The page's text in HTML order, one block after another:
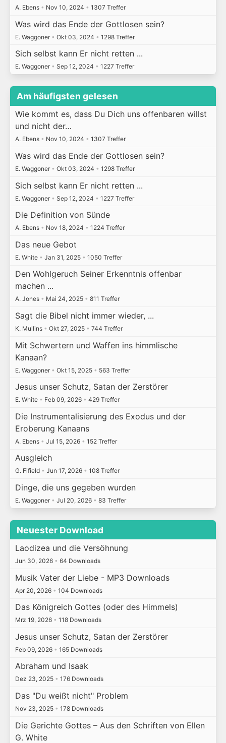
A. Ebens • Nov 10, 2024 • 1307 Treffer
Was wird das Ende der Gottlosen sein?
E. Waggoner • Okt 03, 2024 • 1298 Treffer
Sich selbst kann Er nicht retten ...
E. Waggoner • Sep 12, 2024 • 1227 Treffer
Am häufigsten gelesen
Wie kommt es, dass Du Dich uns offenbaren willst
und nicht der…
A. Ebens • Nov 10, 2024 • 1307 Treffer
Was wird das Ende der Gottlosen sein?
E. Waggoner • Okt 03, 2024 • 1298 Treffer
Sich selbst kann Er nicht retten ...
E. Waggoner • Sep 12, 2024 • 1227 Treffer
Die Definition von Sünde
A. Ebens • Nov 18, 2024 • 1224 Treffer
Das neue Gebot
E. White • Jan 31, 2025 • 1050 Treffer
Den Wohlgeruch Seiner Erkenntnis offenbar
machen ...
A. Jones • Mai 24, 2025 • 811 Treffer
Sagt die Bibel nicht immer wieder, ...
K. Mullins • Okt 27, 2025 • 744 Treffer
Mit Schwertern und Waffen ins himmlische
Kanaan?
E. Waggoner • Okt 15, 2025 • 563 Treffer
Jesus unser Schutz, Satan der Zerstörer
E. White • Feb 09, 2026 • 429 Treffer
Die Instrumentalisierung des Exodus und der
Eroberung Kanaans
A. Ebens • Jul 15, 2026 • 152 Treffer
Ausgleich
G. Fifield • Jun 17, 2026 • 108 Treffer
Dinge, die uns gegeben wurden
E. Waggoner • Jul 20, 2026 • 83 Treffer
Neuester Download
Laodizea und die Versöhnung
Jun 30, 2026 • 64 Downloads
Musik Vater der Liebe - MP3 Downloads
Apr 20, 2026 • 104 Downloads
Das Königreich Gottes (oder des Himmels)
Mrz 19, 2026 • 118 Downloads
Jesus unser Schutz, Satan der Zerstörer
Feb 09, 2026 • 165 Downloads
Abraham und Isaak
Dez 23, 2025 • 176 Downloads
Das "Du weißt nicht" Problem
Nov 23, 2025 • 178 Downloads
Die Gerichte Gottes – Aus den Schriften von Ellen
G. White